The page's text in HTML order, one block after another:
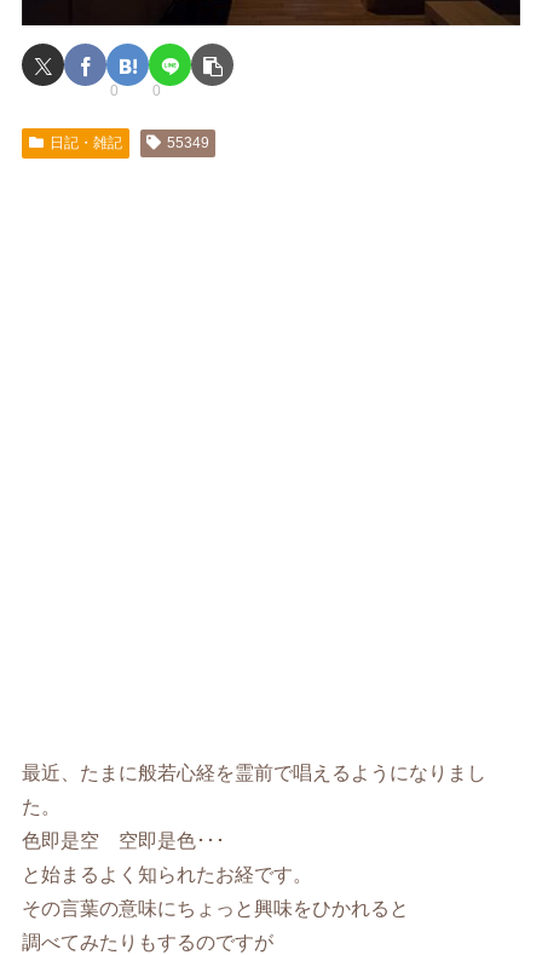
0 0
日記・雑記 55349
最近、たまに般若心経を霊前で唱えるようになりまし
た。
色即是空 空即是色･･･
と始まるよく知られたお経です。
その言葉の意味にちょっと興味をひかれると
調べてみたりもするのですが